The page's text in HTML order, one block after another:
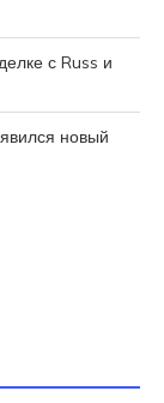
с Russ и
новый